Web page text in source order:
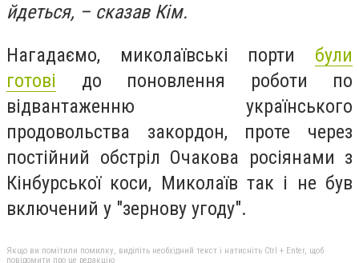
йдеться, – сказав Кім.
Нагадаємо, миколаївські порти були
готові до поновлення роботи по
відвантаженню українського
продовольства закордон, проте через
постійний обстріл Очакова росіянами з
Кінбурської коси, Миколаїв так і не був
включений у "зернову угоду".
Якщо ви помітили помилку, виділіть необхідний текст і натисніть Ctrl + Enter, щоб
повідомити про це редакцію